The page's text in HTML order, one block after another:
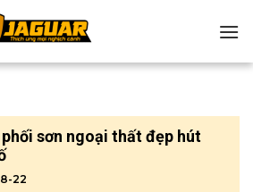
sơn ngoại thất đẹp hút
22